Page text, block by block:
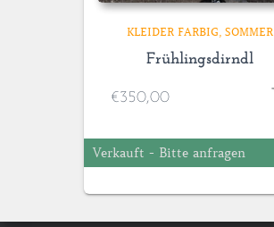
KLEIDER FARBIG SOMMER
Frühlingsdirndl
€350,00
Verkauft - Bitte anfragen